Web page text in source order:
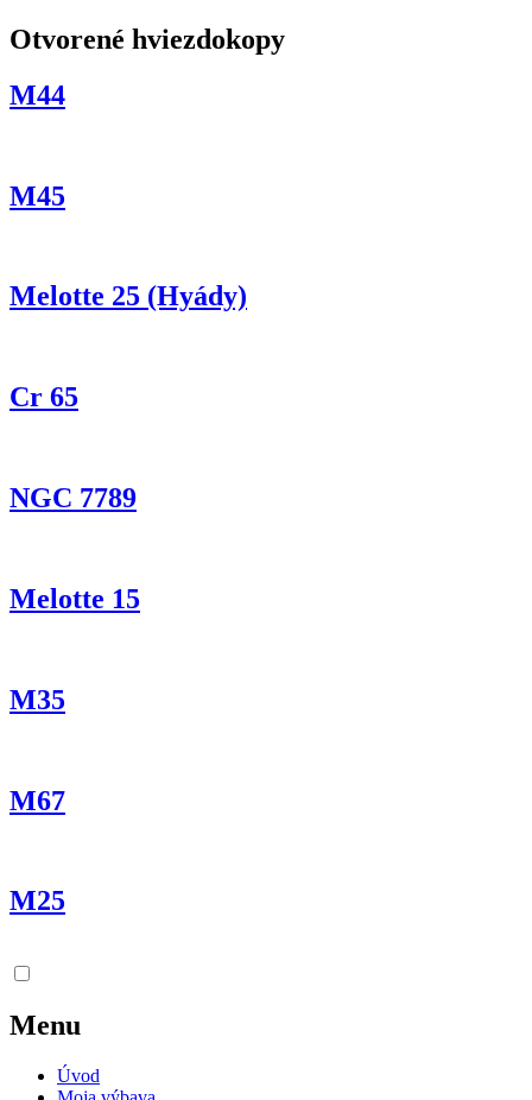
Otvorené hviezdokopy
M44
M45
Melotte 25 (Hyády)
Cr 65
NGC 7789
Melotte 15
M35
M67
M25
Menu
Úvod